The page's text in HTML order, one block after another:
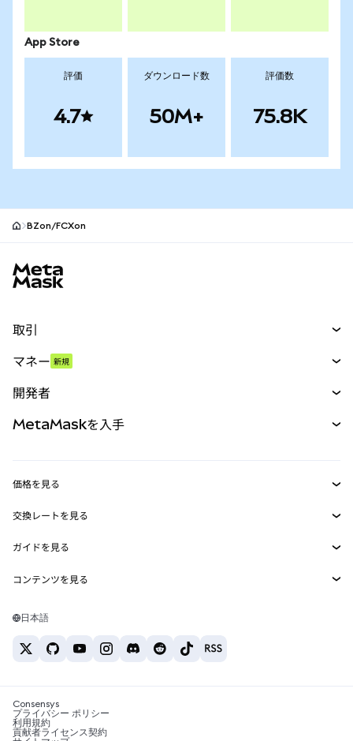
App Store
評価
4.7
ダウンロード数
50M+
評価数
75.8K
BZon/FCXon
取引
パーペチュアル
RWA
マネー 新規
開発者
MetaMask Connect
Snaps
Web3サービス
MetaMaskを入手
セキュリティ
サポート
キャリア
お問い合わせ
価格を見る
イーサリアムの価格
Solanaの価格
Tetherの価格
交換レートを見る
ETH→USD
USDT→INR
BTC→INR
ETH→USDT
ガイドを見る
ETHの購入
USDTの購入
SHIBの購入
BNBの購入
コンテンツを見る
Solanaウォレット
税制関連ニュース
暗号資産の購入方法は？
日本語
Consensys
プライバシー ポリシー
利用規約
貢献者ライセンス契約